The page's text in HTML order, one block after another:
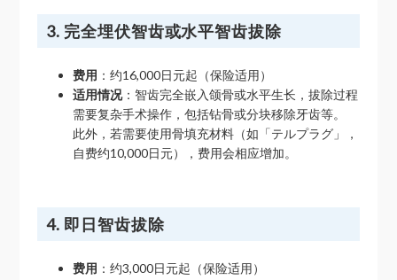
3. 完全埋伏智齿或水平智齿拔除
费用 ：约16,000日元起（保险适用）
适用情况：智齿完全嵌入颌骨或水平生长，拔除过程
需要复杂手术操作，包括钻骨或分块移除牙齿等。
此外，若需要使用骨填充材料（如「テルプラグ」，
自费约10,000日元），费用会相应增加。
4. 即日智齿拔除
费用 ：约3,000日元起（保险适用）